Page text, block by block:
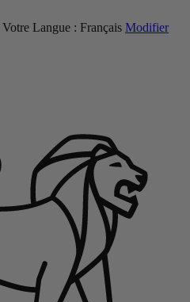
Votre Langue : Français Modifier